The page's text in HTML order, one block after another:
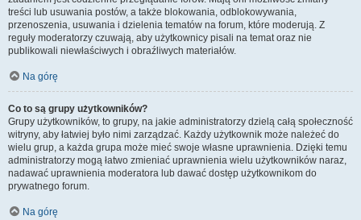
treści lub usuwania postów, a także blokowania, odblokowywania,
przenoszenia, usuwania i dzielenia tematów na forum, które moderują. Z
reguły moderatorzy czuwają, aby użytkownicy pisali na temat oraz nie
publikowali niewłaściwych i obraźliwych materiałów.
Na górę
Co to są grupy użytkowników?
Grupy użytkowników, to grupy, na jakie administratorzy dzielą całą społeczność
witryny, aby łatwiej było nimi zarządzać. Każdy użytkownik może należeć do
wielu grup, a każda grupa może mieć swoje własne uprawnienia. Dzięki temu
administratorzy mogą łatwo zmieniać uprawnienia wielu użytkowników naraz,
nadawać uprawnienia moderatora lub dawać dostęp użytkownikom do
prywatnego forum.
Na górę